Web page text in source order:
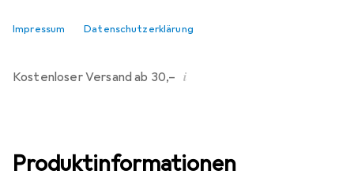
Impressum Datenschutzerklärung
Vergleichen
Kostenloser Versand ab 30,– i
Produktinformationen